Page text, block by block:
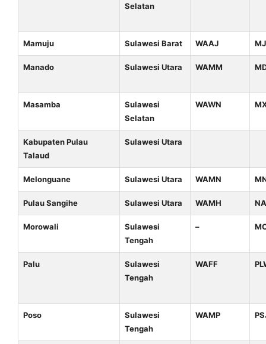
Selatan
Mamuju Sulawesi Barat WAAJ
Manado Sulawesi Utara WAMM
Masamba
Sulawesi
Selatan
WAWN
Kabupaten Pulau
Talaud
Sulawesi Utara
Melonguane Sulawesi Utara WAMN
Pulau Sangihe Sulawesi Utara WAMH
Morowali
Sulawesi
Tengah
–
Palu
Sulawesi
Tengah
WAFF
Poso
Sulawesi
Tengah
WAMP